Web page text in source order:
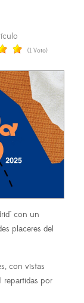
(1 Voto)
con un
placeres del
con vistas
repartidas por